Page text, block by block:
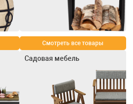
Смотреть все товары
Садовая мебель